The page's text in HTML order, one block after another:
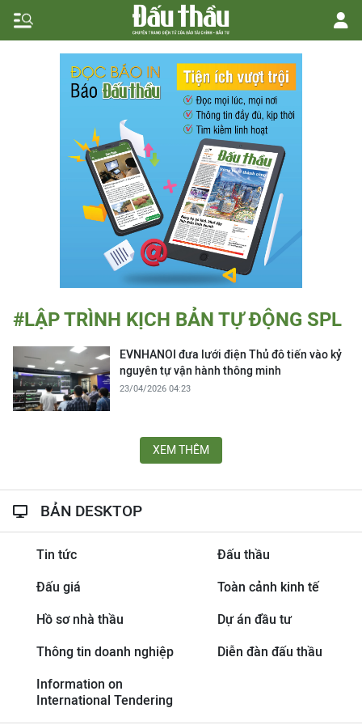
#LẬP TRÌNH KỊCH BẢN TỰ ĐỘNG SPL
EVNHANOI đưa lưới điện Thủ đô tiến vào kỷ
nguyên tự vận hành thông minh
23/04/2026 04:23
XEM THÊM
BẢN DESKTOP
Tin tức Đấu thầu
Đấu giá Toàn cảnh kinh tế
Hồ sơ nhà thầu Dự án đầu tư
Thông tin doanh nghiệp Diễn đàn đấu thầu
Information on
International Tendering